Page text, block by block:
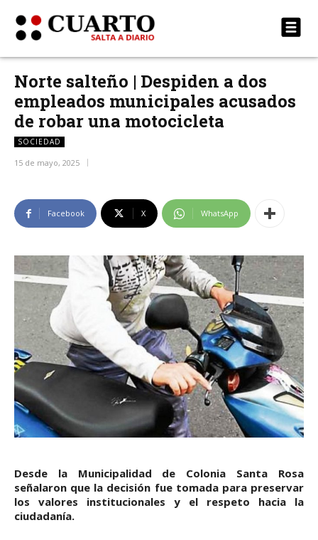
Norte salteño | Despiden a dos
empleados municipales acusados
de robar una motocicleta
SOCIEDAD
15 de mayo, 2025
Facebook X WhatsApp
Desde la Municipalidad de Colonia Santa Rosa
señalaron que la decisión fue tomada para preservar
los valores institucionales y el respeto hacia la
ciudadanía.